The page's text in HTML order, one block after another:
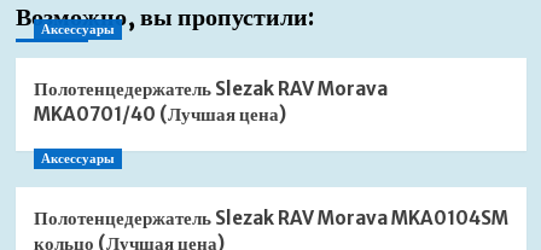
Возможно, вы пропустили:
Аксессуары
Полотенцедержатель Slezak RAV Morava
MKA0701/40 (Лучшая цена)
Аксессуары
Полотенцедержатель Slezak RAV Morava MKA0104SM
кольцо (Лучшая цена)